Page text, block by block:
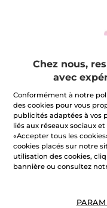
Crayon
3.6
sur
5
étoiles.
Lire
les
avis
sur
Crayon
Contour
Lèvres
Chez nous,
avec
Conformément à notre
des cookies pour vous
publicités adaptées à vos
liés aux réseaux sociaux
«Accepter tous les
cookies placés sur notre
utilisation des cookies,
bannière ou consultez